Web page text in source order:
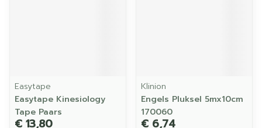
Easytape
Easytape Kinesiology
Tape Paars
€ 13,80
Klinion
Engels Pluksel 5mx10cm
170060
€ 6,74